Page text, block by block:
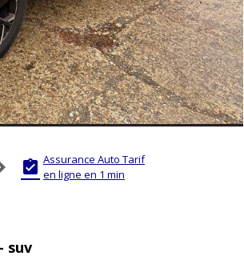
 Assurance Auto Tarif
en ligne en 1 min
suv